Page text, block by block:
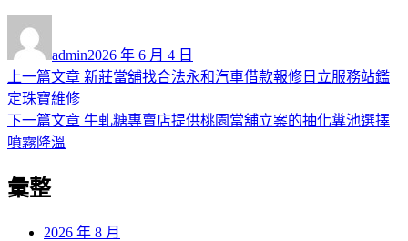
者
admin佈
日
2026 年 6 月 4 日
文
章
導
覽
上一篇文章 上
篇
新莊當舖找合法永和汽車借款報修日立服務站鑑
定珠寶維修
下一篇文章 下
牛軋糖專賣店提供桃園當舖立案的抽化糞池選擇
噴霧降溫
彙整
2026 年 8 月